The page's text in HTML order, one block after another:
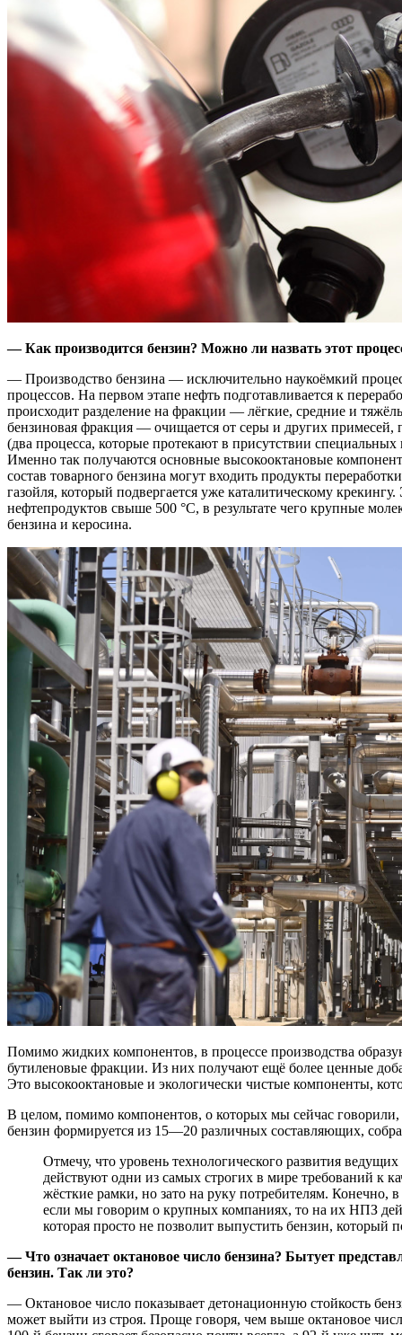
— Как производится бензин? Можно ли назвать этот
— Производство бензина — исключительно наукоёмкий
процессов. На первом этапе нефть подготавливается к
происходит разделение на фракции — лёгкие, средние и
бензиновая фракция — очищается от серы и других примесей,
(два процесса, которые протекают в присутствии
Именно так получаются основные высокооктановые
состав товарного бензина могут входить продукты
газойля, который подвергается уже каталитическому
нефтепродуктов свыше 500 °С, в результате чего крупные
бензина и керосина.
Помимо жидких компонентов, в процессе производства
бутиленовые фракции. Из них получают ещё более ценные
Это высокооктановые и экологически чистые компоненты,
В целом, помимо компонентов, о которых мы сейчас
бензин формируется из 15—20 различных составляющих,
Отмечу, что уровень технологического развития ведущих российских НПЗ очень высок. В России
действуют одни из самых строгих в мире требований к
жёсткие рамки, но зато на руку потребителям. Конечно,
если мы говорим о крупных компаниях, то на их НПЗ
которая просто не позволит выпустить бензин, который
— Что означает октановое число бензина? Бытует
бензин. Так ли это?
— Октановое число показывает детонационную стойкость
может выйти из строя. Проще говоря, чем выше октановое